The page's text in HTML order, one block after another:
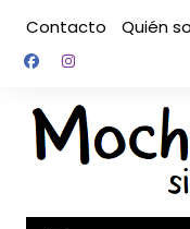
contenido
Contacto Quién